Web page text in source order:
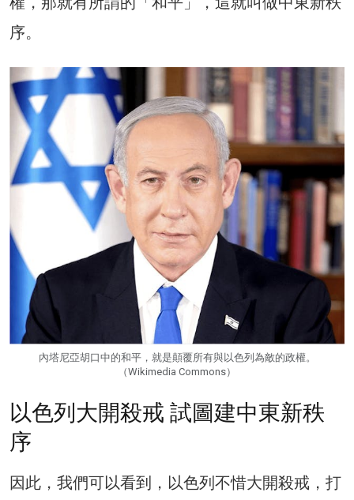
序。
內塔尼亞胡口中的和平，就是顛覆所有與以色列為敵的政權。
（Wikimedia Commons）
以色列大開殺戒 試圖建中東新秩
序
因此，我們可以看到，以色列不惜大開殺戒，打